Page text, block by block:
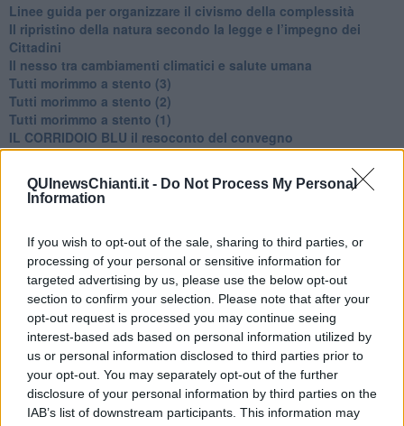
QUInewsChianti.it - Do Not Process My Personal
Information
If you wish to opt-out of the sale, sharing to third parties, or
processing of your personal or sensitive information for
targeted advertising by us, please use the below opt-out
section to confirm your selection. Please note that after your
opt-out request is processed you may continue seeing
interest-based ads based on personal information utilized by
us or personal information disclosed to third parties prior to
your opt-out. You may separately opt-out of the further
disclosure of your personal information by third parties on the
IAB’s list of downstream participants. This information may
​Linee guida per organizzare il civismo della complessità
​Il ripristino della natura secondo la legge e l’impegno dei
Cittadini
Il nesso tra cambiamenti climatici e salute umana
Tutti morimmo a stento (3)
Tutti morimmo a stento (2)
​Tutti morimmo a stento (1)
IL CORRIDOIO BLU il resoconto del convegno
Un manuale essenziale per seguire il CORRIDOIO BLU
​Il cronoprogramma ottimale verso il full electric sui traghetti
​I costi dell’adeguamento al cold ironing
sorti dell’Elba
Verso il full electric a gestione pubblica dei traghetti​
​La Scienza dei Cittadini e i Cittadini per l’Aria
Trump e le sue guerre contro i deboli e contro la terra
​Le furbate elettorali della Meloni e la testardaggine
dell’opposizione
​Date loro l’Oscar al posto del Nobel per la Pace
L'umanizzazione dell'economia e della politica
​Dopo il diluvio dei NO: un patto intergenerazionale
​Un grandioso NO ai falchi teocratici e ai loro vassalli